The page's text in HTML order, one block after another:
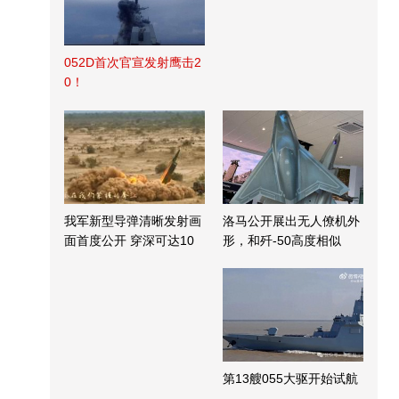
052D首次官宣发射鹰击2
0！
我军新型导弹清晰发射画
面首度公开 穿深可达10
洛马公开展出无人僚机外
形，和歼-50高度相似
第13艘055大驱开始试航